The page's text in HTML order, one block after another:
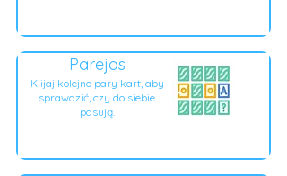
Parejas
Klijaj kolejno pary kart, aby
sprawdzić, czy do siebie
pasują.